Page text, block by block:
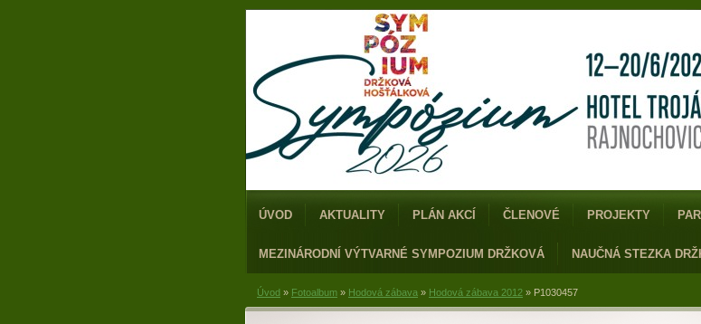
ÚVOD AKTUALITY PLÁN AKCÍ ČLENOVÉ PROJEKTY
MEZINÁRODNÍ VÝTVARNÉ SYMPOZIUM DRŽKOVÁ NAUČNÁ STEZKA
Úvod » Fotoalbum » Hodová zábava » Hodová zábava 2012 » P1030457